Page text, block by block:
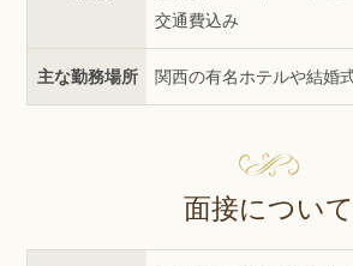
交通費込み
主な勤務場所 関西の有名ホテルや結婚
面接について